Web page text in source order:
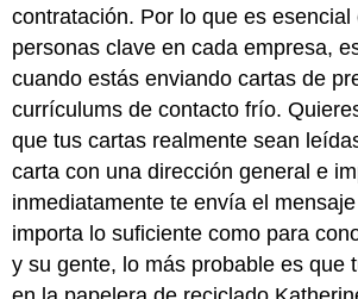
contratación. Por lo que es esencial
personas clave en cada empresa,
cuando estás enviando cartas de
currículums de contacto frío.
que tus cartas realmente sean
carta con una dirección general e
inmediatamente te envía el
importa lo suficiente como para
y su gente, lo más probable es que